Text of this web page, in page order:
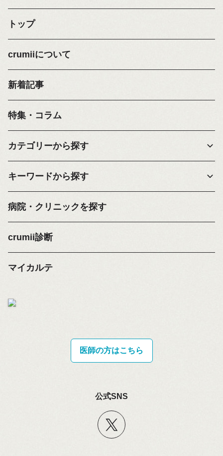
トップ
crumiiについて
新着記事
特集・コラム
カテゴリーから探す
キーワードから探す
病院・クリニックを探す
crumii診断
マイカルテ
医師の方はこちら
公式SNS